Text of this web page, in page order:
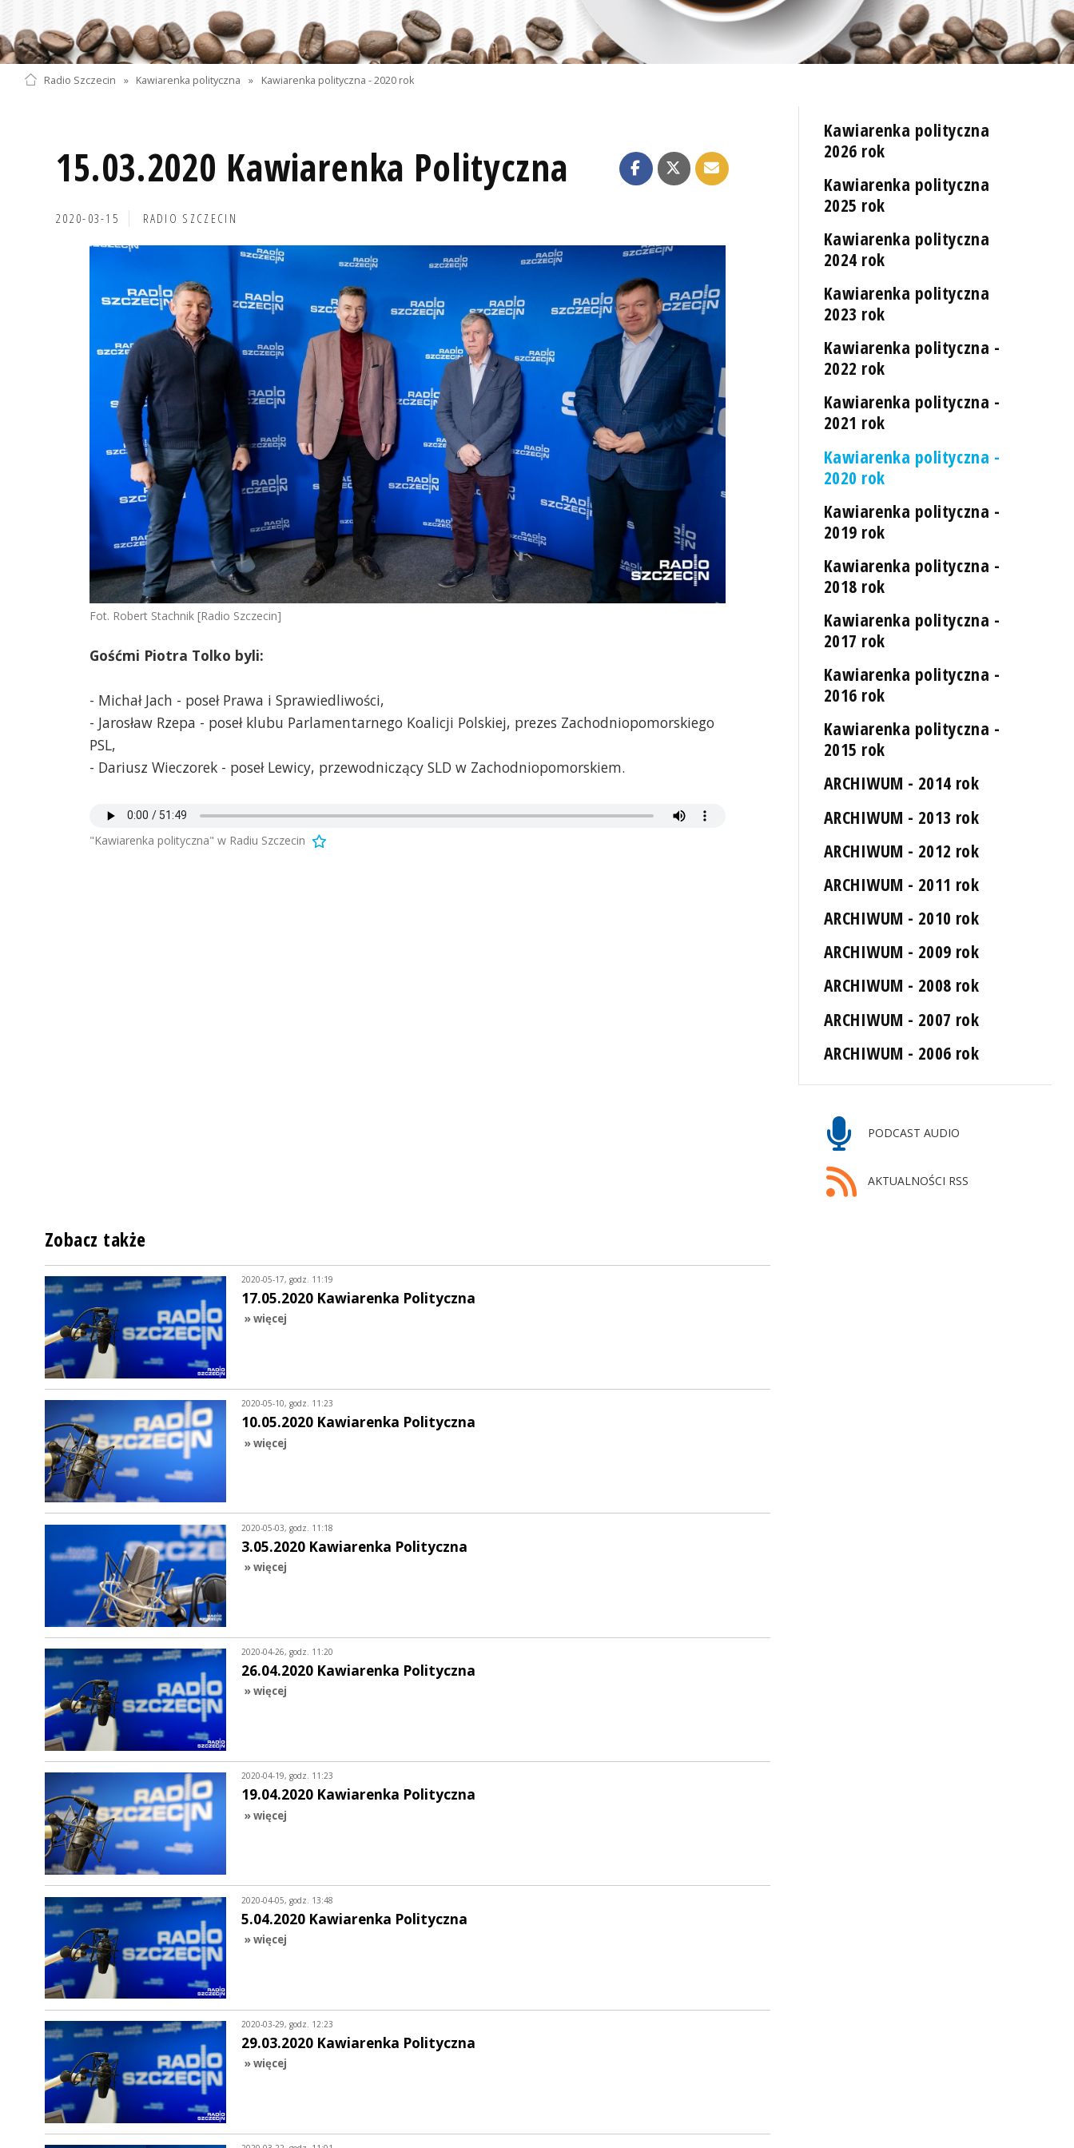
Radio Szczecin » Kawiarenka polityczna » Kawiarenka polityczna - 2020 rok
15.03.2020 Kawiarenka Polityczna
2020-03-15 RADIO SZCZECIN
Fot. Robert Stachnik [Radio Szczecin]
Gośćmi Piotra Tolko byli:
- Michał Jach - poseł Prawa i Sprawiedliwości,
- Jarosław Rzepa - poseł klubu Parlamentarnego Koalicji Polskiej, prezes Zachodniopomorskiego
PSL,
- Dariusz Wieczorek - poseł Lewicy, przewodniczący SLD w Zachodniopomorskiem.
"Kawiarenka polityczna" w Radiu Szczecin
Kawiarenka polityczna
2026 rok
Kawiarenka polityczna
2025 rok
Kawiarenka polityczna
2024 rok
Kawiarenka polityczna
2023 rok
Kawiarenka polityczna -
2022 rok
Kawiarenka polityczna -
2021 rok
Kawiarenka polityczna -
2020 rok
Kawiarenka polityczna -
2019 rok
Kawiarenka polityczna -
2018 rok
Kawiarenka polityczna -
2017 rok
Kawiarenka polityczna -
2016 rok
Kawiarenka polityczna -
2015 rok
ARCHIWUM - 2014 rok
ARCHIWUM - 2013 rok
ARCHIWUM - 2012 rok
ARCHIWUM - 2011 rok
ARCHIWUM - 2010 rok
ARCHIWUM - 2009 rok
ARCHIWUM - 2008 rok
ARCHIWUM - 2007 rok
ARCHIWUM - 2006 rok
PODCAST AUDIO
AKTUALNOŚCI RSS
Zobacz także
2020-05-17, godz. 11:19
17.05.2020 Kawiarenka Polityczna
» więcej
2020-05-10, godz. 11:23
10.05.2020 Kawiarenka Polityczna
» więcej
2020-05-03, godz. 11:18
3.05.2020 Kawiarenka Polityczna
» więcej
2020-04-26, godz. 11:20
26.04.2020 Kawiarenka Polityczna
» więcej
2020-04-19, godz. 11:23
19.04.2020 Kawiarenka Polityczna
» więcej
2020-04-05, godz. 13:48
5.04.2020 Kawiarenka Polityczna
» więcej
2020-03-29, godz. 12:23
29.03.2020 Kawiarenka Polityczna
» więcej